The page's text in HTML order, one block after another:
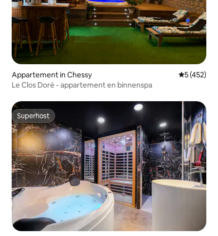
Appartement in Chessy
5 (452)
Le Clos Doré - appartement en binnenspa
Superhost
Superhost